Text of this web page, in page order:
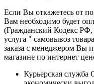
Если Вы откажетесь от
Вам необходимо будет
(Гражданский Кодекс РФ,
услуга " самовывоз
заказа с менеджером Вы
магазине по интернет
Курьерская